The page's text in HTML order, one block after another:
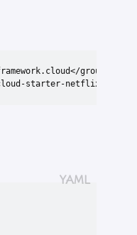
groupId>
starter-netflix-